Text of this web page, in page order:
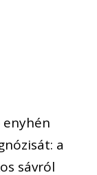
enyhén
a
sávról